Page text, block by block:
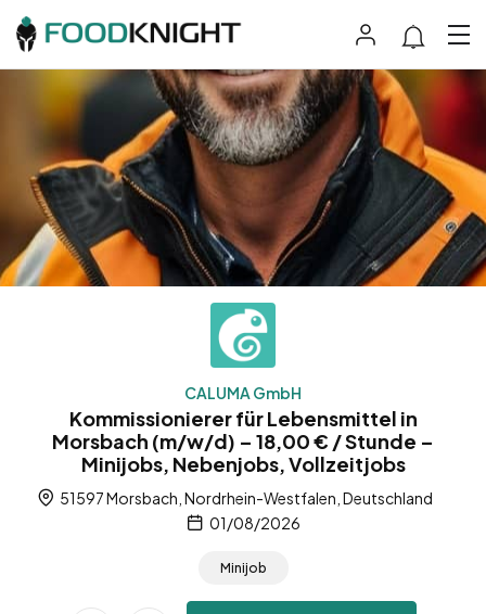
CALUMA GmbH
Kommissionierer für Lebensmittel in
Morsbach (m/w/d) – 18,00 € / Stunde –
Minijobs, Nebenjobs, Vollzeitjobs
51597 Morsbach, Nordrhein-Westfalen, Deutschland
01/08/2026
Minijob